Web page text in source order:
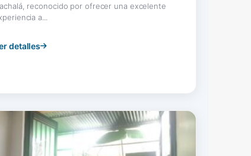
reconocido por ofrecer una excelente
a...
detalles